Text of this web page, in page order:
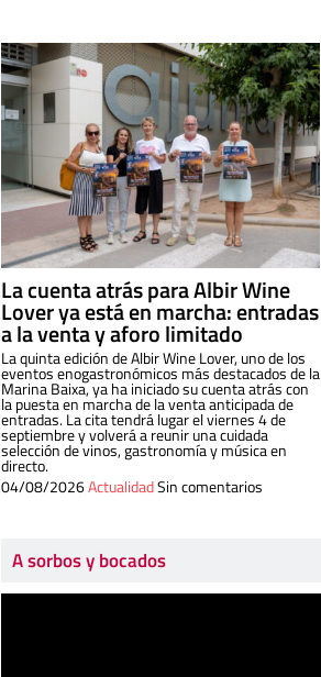
La cuenta atrás para Albir Wine
Lover ya está en marcha: entradas
a la venta y aforo limitado
La quinta edición de Albir Wine Lover, uno de los
eventos enogastronómicos más destacados de la
Marina Baixa, ya ha iniciado su cuenta atrás con
la puesta en marcha de la venta anticipada de
entradas. La cita tendrá lugar el viernes 4 de
septiembre y volverá a reunir una cuidada
selección de vinos, gastronomía y música en
directo.
04/08/2026ActualidadSin comentarios
A sorbos y bocados